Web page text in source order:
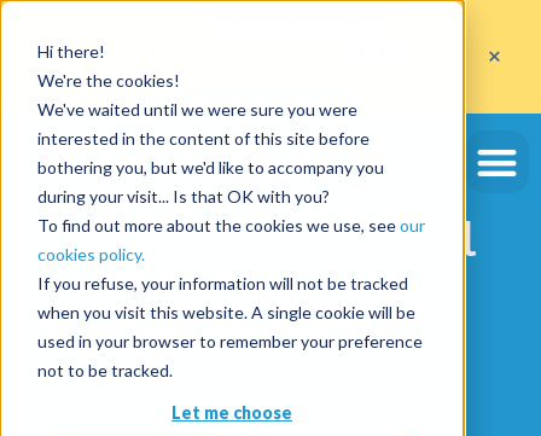
Hi there!
We're the cookies!
We've waited until we were sure you were
interested in the content of this site before
bothering you, but we'd like to accompany you
during your visit... Is that OK with you?
To find out more about the cookies we use, seeour
cookies policy.
If you refuse, your information will not be tracked
when you visit this website. A single cookie will be
used in your browser to remember your preference
not to be tracked.
Let me choose
al abrir una cuenta con el código
hasta el 30/09/2026*
Aprovechar la oferta
×
La guía fundamental
para empezar con
Swikly
Lo esencial para sus primeros pasos con